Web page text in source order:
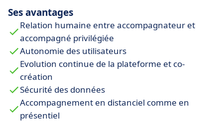
Ses avantages
Relation humaine entre accompagnateur et
accompagné privilégiée
Autonomie des utilisateurs
Evolution continue de la plateforme et co-
création
Sécurité des données
Accompagnement en distanciel comme en
présentiel